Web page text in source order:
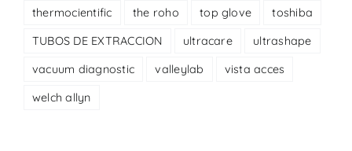
thermocientific
the roho top glove
toshiba
TUBOS DE EXTRACCION
ultracare
ultrashape
vacuum diagnostic
valleylab
vista acces
welch allyn